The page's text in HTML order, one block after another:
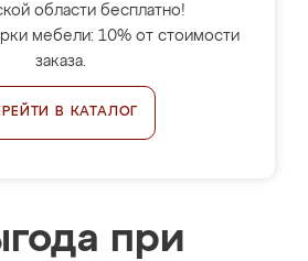
области бесплатно!
мебели: 10% от стоимости
заказа.
В КАТАЛОГ
при